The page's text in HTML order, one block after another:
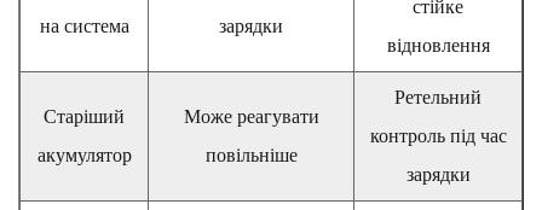
на система
зарядки
стійке
відновлення
Старіший
акумулятор
Може реагувати
повільніше
Ретельний
контроль під час
зарядки